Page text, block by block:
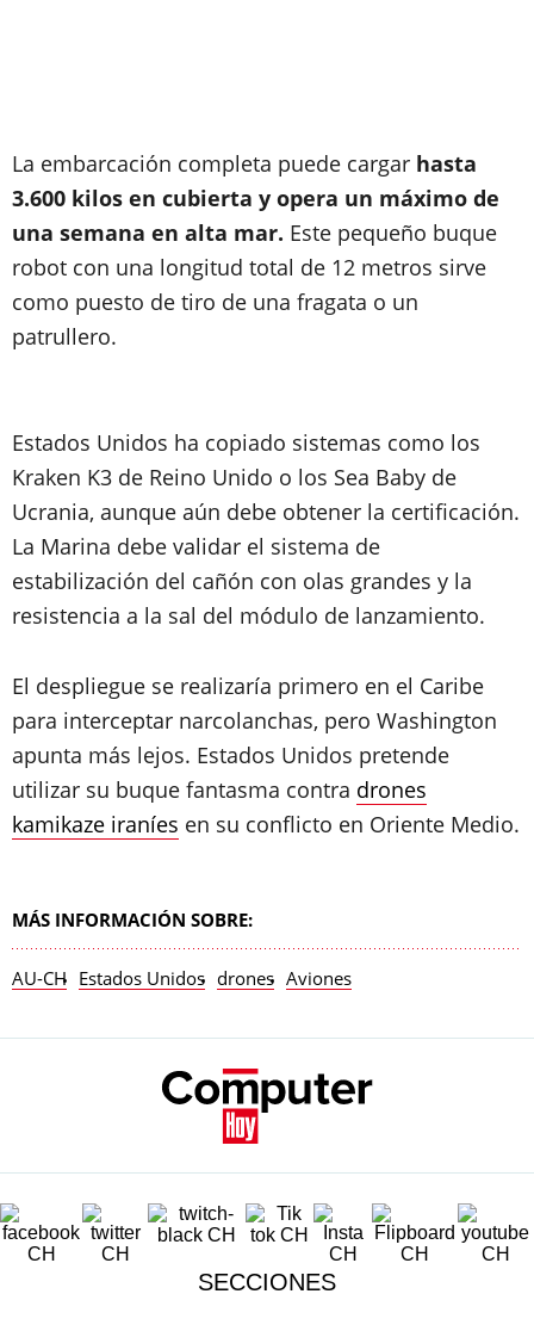
La embarcación completa puede cargar hasta
3.600 kilos en cubierta y opera un máximo de
una semana en alta mar. Este pequeño buque
robot con una longitud total de 12 metros sirve
como puesto de tiro de una fragata o un
patrullero.
Estados Unidos ha copiado sistemas como los
Kraken K3 de Reino Unido o los Sea Baby de
Ucrania, aunque aún debe obtener la certificación.
La Marina debe validar el sistema de
estabilización del cañón con olas grandes y la
resistencia a la sal del módulo de lanzamiento.
El despliegue se realizaría primero en el Caribe
para interceptar narcolanchas, pero Washington
apunta más lejos. Estados Unidos pretende
utilizar su buque fantasma contra drones
kamikaze iraníes en su conflicto en Oriente Medio.
MÁS INFORMACIÓN SOBRE:
AU-CH Estados Unidos drones Aviones
SECCIONES